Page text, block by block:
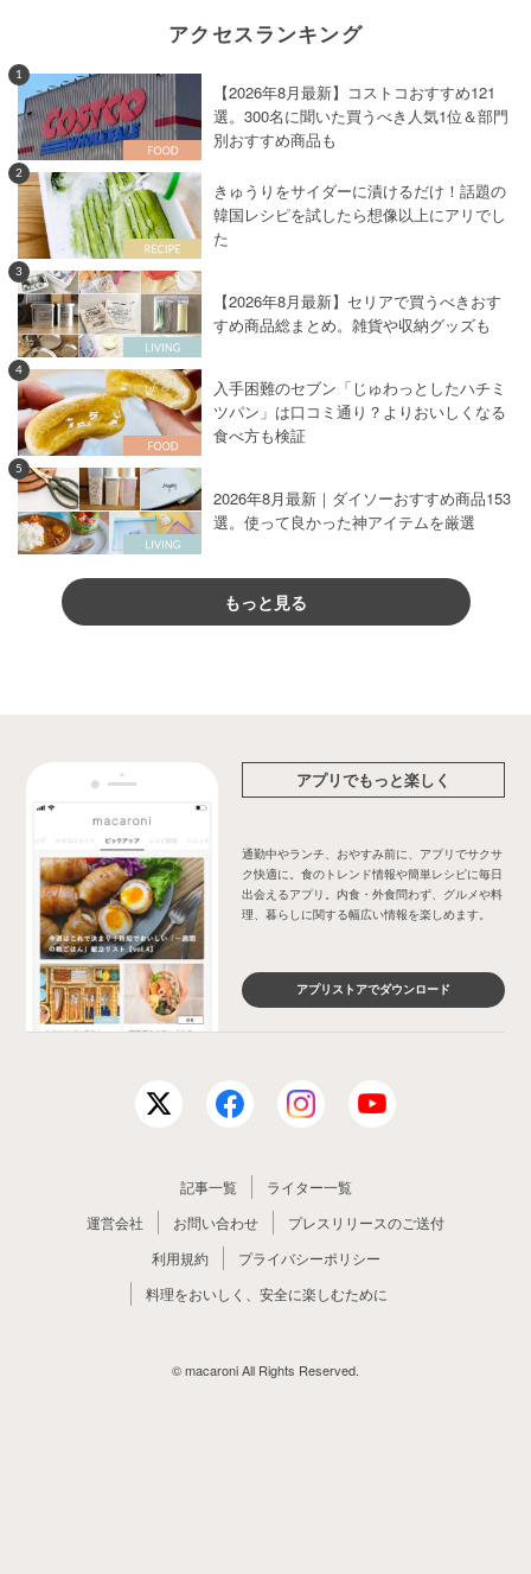
アクセスランキング
1
【2026年8月最新】コストコおすすめ121
選。300名に聞いた買うべき人気1位＆部門
別おすすめ商品も
2
きゅうりをサイダーに漬けるだけ！話題の
韓国レシピを試したら想像以上にアリでし
た
3
【2026年8月最新】セリアで買うべきおす
すめ商品総まとめ。雑貨や収納グッズも
4
入手困難のセブン「じゅわっとしたハチミ
ツパン」は口コミ通り？よりおいしくなる
食べ方も検証
5
2026年8月最新｜ダイソーおすすめ商品153
選。使って良かった神アイテムを厳選
もっと見る
アプリでもっと楽しく
通勤中やランチ、おやすみ前に、アプリでサクサ
ク快適に。食のトレンド情報や簡単レシピに毎日
出会えるアプリ。内食・外食問わず、グルメや料
理、暮らしに関する幅広い情報を楽しめます。
アプリストアでダウンロード
記事一覧
ライター一覧
運営会社
お問い合わせ
プレスリリースのご送付
利用規約
プライバシーポリシー
料理をおいしく、安全に楽しむために
© macaroni All Rights Reserved.